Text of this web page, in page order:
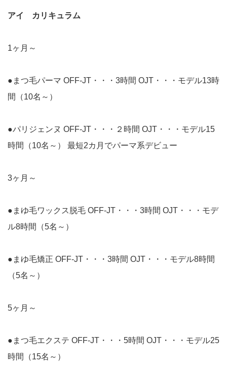
アイ カリキュラム
1ヶ月～
●まつ毛パーマ OFF-JT・・・3時間 OJT・・・モデル13時
間（10名～）
●パリジェンヌ OFF-JT・・・２時間 OJT・・・モデル15
時間（10名～） 最短2カ月でパーマ系デビュー
3ヶ月～
●まゆ毛ワックス脱毛 OFF-JT・・・3時間 OJT・・・モデ
ル8時間（5名～）
●まゆ毛矯正 OFF-JT・・・3時間 OJT・・・モデル8時間
（5名～）
5ヶ月～
●まつ毛エクステ OFF-JT・・・5時間 OJT・・・モデル25
時間（15名～）